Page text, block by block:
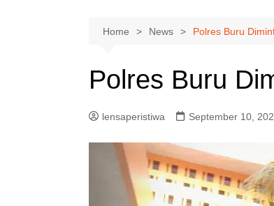
Home News Polres Buru
Polres Buru
lensaperistiwa September 10,